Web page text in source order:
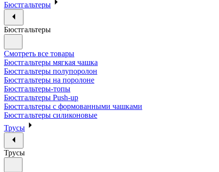
Бюстгальтеры
Бюстгальтеры
Смотреть все товары
Бюстгальтеры мягкая чашка
Бюстгальтеры полупоролон
Бюстгальтеры на поролоне
Бюстгальтеры-топы
Бюстгальтеры Push-up
Бюстгальтеры с формованными чашками
Бюстгальтеры силиконовые
Трусы
Трусы